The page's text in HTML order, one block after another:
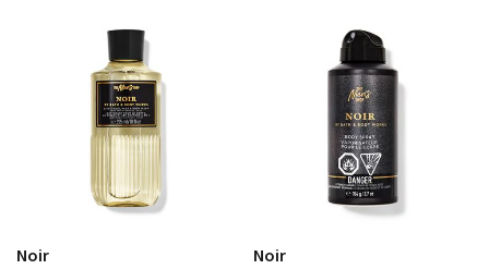
Noir
Noir